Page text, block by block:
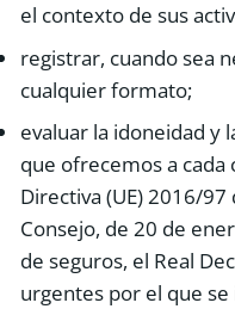
el contexto de sus
registrar, cuando sea
cualquier formato;
evaluar la idoneidad y
que ofrecemos a
Directiva (UE) 2016/
Consejo, de 20 de
de seguros, el Real
urgentes por el que